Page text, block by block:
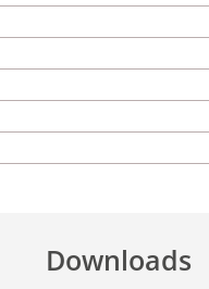
Downloads